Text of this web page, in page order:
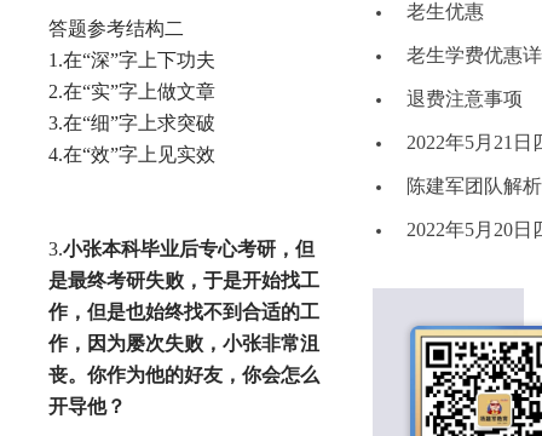
答题参考结构二
1.在“深”字上下功夫
2.在“实”字上做文章
3.在“细”字上求突破
4.在“效”字上见实效
3.小张本科毕业后专心考研，但
是最终考研失败，于是开始找工
作，但是也始终找不到合适的工
作，因为屡次失败，小张非常沮
丧。你作为他的好友，你会怎么
开导他？
老生优惠
老生学费优惠
退费注意事项
2022年5月21
陈建军团队解
2022年5月20